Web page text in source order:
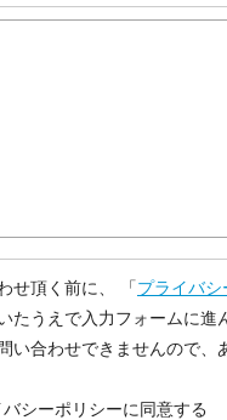
せ頂く前に、 「プライバ
たうえで入力フォームに進
い合わせできませんので、
シーポリシーに同意する